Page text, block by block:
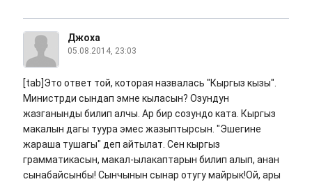
Джоха
05.08.2014, 23:03
[tab]Это ответ той, которая назвалась "Кыргыз кызы".
Министрди сындап эмне кыласын? Озундун
жазганынды билип алчы. Ар бир созундо ката. Кыргыз
макалын дагы туура эмес жазыптырсын. "Эшегине
жараша тушагы" деп айтылат. Сен кыргыз
грамматикасын, макал-ылакаптарын билип алып, анан
сынабайсынбы! Сынчынын сынар отугу майрык!Ой, ары